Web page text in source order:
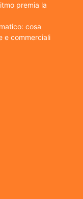
premia la
cosa
e commerciali